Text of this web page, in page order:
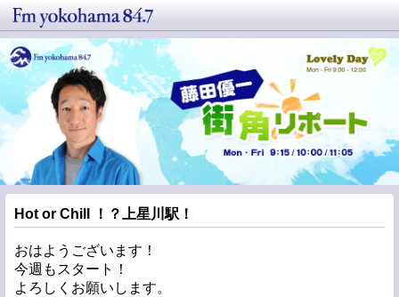
Hot or Chill ！？上星川駅！
おはようございます！
今週もスタート！
よろしくお願いします。